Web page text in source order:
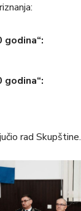
godina“:
godina“:
rad Skupštine.